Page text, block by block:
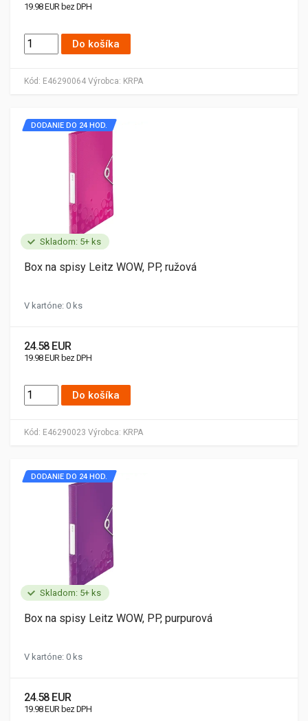
Kód: E46290064 Výrobca: KRPA
19.98 EUR bez DPH
Do košíka
Skladom: 5+ ks
Kód: E46290023 Výrobca: KRPA
DODANIE DO 24 HOD.
Box na spisy Leitz WOW, PP, ružová
V kartóne: 0 ks
24.58 EUR
19.98 EUR bez DPH
Do košíka
Skladom: 5+ ks
DODANIE DO 24 HOD.
Box na spisy Leitz WOW, PP, purpurová
V kartóne: 0 ks
24.58 EUR
19.98 EUR bez DPH